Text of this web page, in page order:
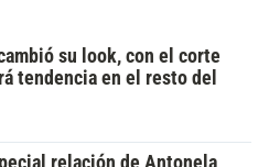
su look, con el corte
tendencia en el resto del